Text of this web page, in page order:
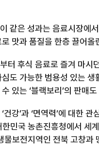
같은 성과는 음료시장에
맛과 품질을 한층 끌어
터 후식 음료로 즐겨 마시
도 가능한 범용성 있는 생
있는 ‘블랙보리’의 판매
건강’과 ‘면역력’에 대한
한민국 농촌진흥청에서 세
물보전지역인 전북 고창과